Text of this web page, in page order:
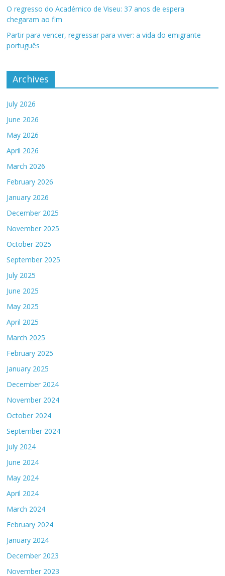
O regresso do Académico de Viseu: 37 anos de espera
chegaram ao fim
Partir para vencer, regressar para viver: a vida do emigrante
português
Archives
July 2026
June 2026
May 2026
April 2026
March 2026
February 2026
January 2026
December 2025
November 2025
October 2025
September 2025
July 2025
June 2025
May 2025
April 2025
March 2025
February 2025
January 2025
December 2024
November 2024
October 2024
September 2024
July 2024
June 2024
May 2024
April 2024
March 2024
February 2024
January 2024
December 2023
November 2023